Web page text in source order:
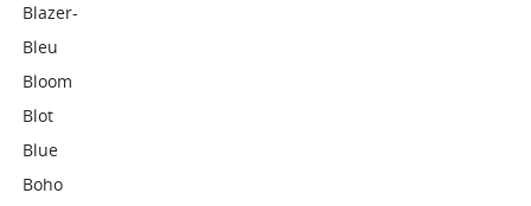
Blazer-
Bleu
Bloom
Blot
Blue
Boho